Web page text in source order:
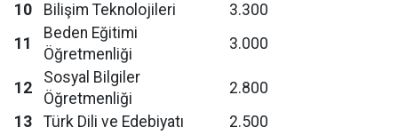
10
Bilişim Teknolojileri
3.300
11
Beden Eğitimi
Öğretmenliği
3.000
12
Sosyal Bilgiler
Öğretmenliği
2.800
13
Türk Dili ve Edebiyatı
2.500